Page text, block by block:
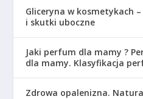
Gliceryna w kosmetykach
i skutki uboczne
Jaki perfum dla mamy ?
dla mamy. Klasyfikacja
Zdrowa opalenizna.